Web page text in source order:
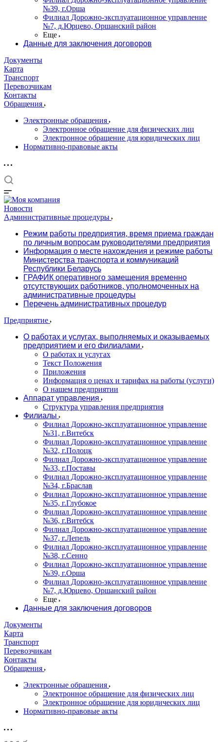
№39, г.Орша
Филиал Дорожно-эксплуатационное управление
№7, д.Юрцево, Оршанский район
Еще
Данные для заключения договоров
Документы
Карта
Транспорт
Перевозчикам
Контакты
Обращения
Электронные обращения
Электронное обращение для физических лиц
Электронное обращение для юридических лиц
Нормативно-правовые акты
Новости
Административные процедуры
Режим работы предприятия, время приема граждан
по личным вопросам руководителями предприятия
Информация о месте нахождения и режиме работы
Министерства транспорта и коммуникаций
Республики Беларусь
ГРАФИК оперативного замещения временно
отсутствующих работников, уполномоченных на
административные процедуры
Перечень административных процедур
Предприятие
О работах и услугах, выполняемых и оказываемых
предприятием и его филиалами
О работах и услугах
Текст Положения
Приложения
Информация о ценах и тарифах на работы (услуги)
О нашем предприятии
Аппарат управления
Структура управления предприятия
Филиалы
Филиал Дорожно-эксплуатационное управление
№31, г.Витебск
Филиал Дорожно-эксплуатационное управление
№32, г.Полоцк
Филиал Дорожно-эксплуатационное управление
№33, г.Поставы
Филиал Дорожно-эксплуатационное управление
№34, г.Браслав
Филиал Дорожно-эксплуатационное управление
№35, г.Глубокое
Филиал Дорожно-эксплуатационное управление
№36, г.Витебск
Филиал Дорожно-эксплуатационное управление
№37, г.Лепель
Филиал Дорожно-эксплуатационное управление
№38, г.Сенно
Филиал Дорожно-эксплуатационное управление
№39, г.Орша
Филиал Дорожно-эксплуатационное управление
№7, д.Юрцево, Оршанский район
Еще
Данные для заключения договоров
Документы
Карта
Транспорт
Перевозчикам
Контакты
Обращения
Электронные обращения
Электронное обращение для физических лиц
Электронное обращение для юридических лиц
Нормативно-правовые акты